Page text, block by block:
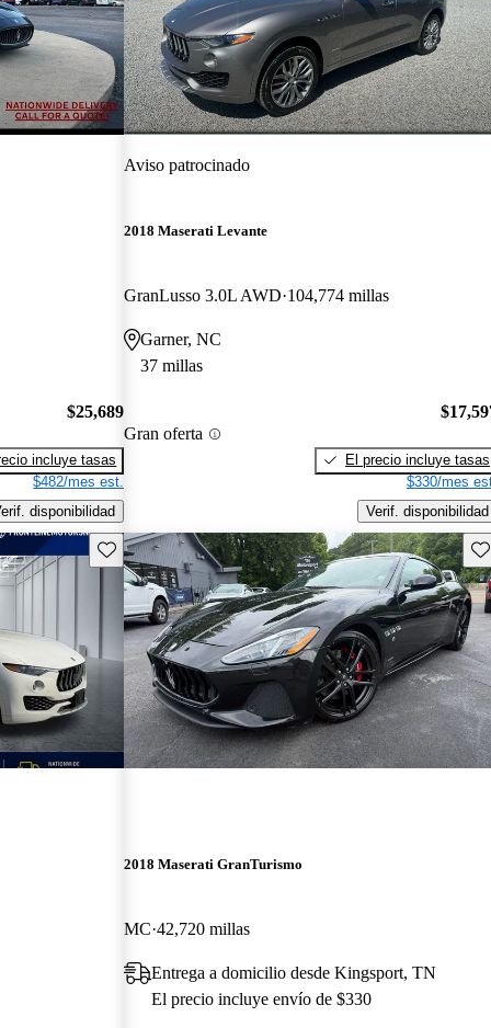
$25,689
incluye tasas
$482/mes est.
disponibilidad
Aviso patrocinado
2018 Maserati Levante
GranLusso 3.0L AWD 104,774 millas
Garner, NC
37 millas
Gran oferta
El precio incluye tasas
$330/mes
Verif. disponibilidad
Guarda este Aviso
2018 Maserati GranTurismo
MC 42,720 millas
Entrega a domicilio desde Kingsport, TN
El precio incluye envío de $330